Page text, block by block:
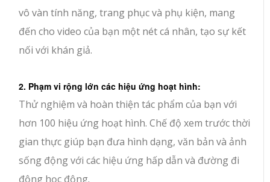
vô vàn tính năng, trang phục và phụ kiện, mang
đến cho video của bạn một nét cá nhân, tạo sự kết
nối với khán giả.
2. Phạm vi rộng lớn các hiệu ứng hoạt hình:
Thử nghiệm và hoàn thiện tác phẩm của bạn với
hơn 100 hiệu ứng hoạt hình. Chế độ xem trước thời
gian thực giúp bạn đưa hình dạng, văn bản và ảnh
sống động với các hiệu ứng hấp dẫn và đường đi
động học động.